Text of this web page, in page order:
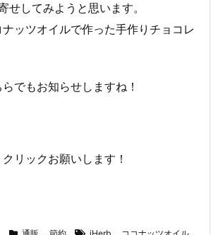
せしてみようと思います。
ッツオイルで作った手作りチョコレ
でもお知らせしますね！
リックお願いします！